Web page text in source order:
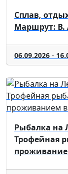
Сплав,
Маршрут: В.
06.09.2026 -
Рыбалка на
Трофейная